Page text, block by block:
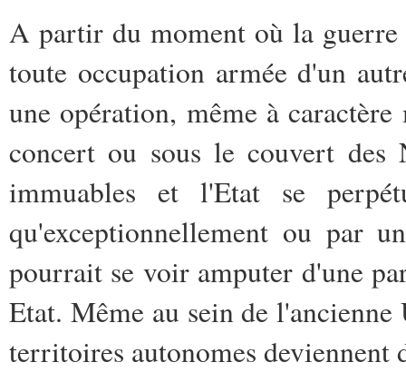
A partir du moment où la guerre
toute occupation armée d'un
une opération, même à
concert ou sous le couvert des
immuables et l'Etat se
qu'exceptionnellement ou par
pourrait se voir amputer d'une
Etat. Même au sein de
territoires autonomes deviennent